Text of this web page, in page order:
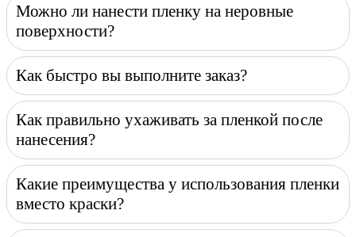
Можно ли нанести пленку на неровные
поверхности?
Как быстро вы выполните заказ?
Как правильно ухаживать за пленкой после
нанесения?
Какие преимущества у использования пленки
вместо краски?